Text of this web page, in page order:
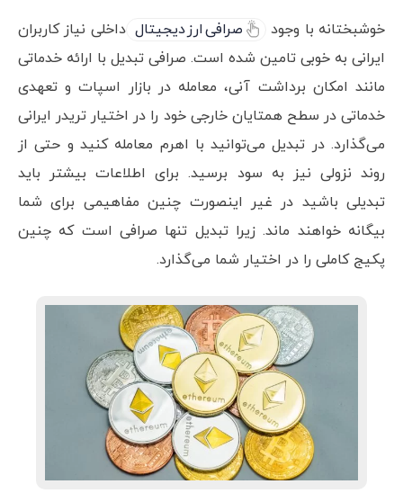
خوشبختانه با وجود صرافی ارز دیجیتال داخلی نیاز کاربران
ایرانی به خوبی تامین شده است. صرافی تبدیل با ارائه خدماتی
مانند امکان برداشت آنی، معامله در بازار اسپات و تعهدی
خدماتی در سطح همتایان خارجی خود را در اختیار تریدر ایرانی
می‌گذارد. در تبدیل می‌توانید با اهرم معامله کنید و حتی از
روند نزولی نیز به سود برسید. برای اطلاعات بیشتر باید
تبدیلی باشید در غیر اینصورت چنین مفاهیمی برای شما
بیگانه خواهند ماند. زیرا تبدیل تنها صرافی است که چنین
پکیج کاملی را در اختیار شما می‌گذارد.